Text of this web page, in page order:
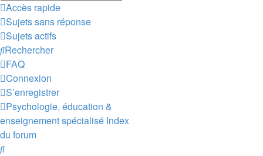
Accès rapide
Sujets sans réponse
Sujets actifs
Rechercher
FAQ
Connexion
S’enregistrer
Psychologie, éducation &
enseignement spécialisé Index
du forum
Rechercher